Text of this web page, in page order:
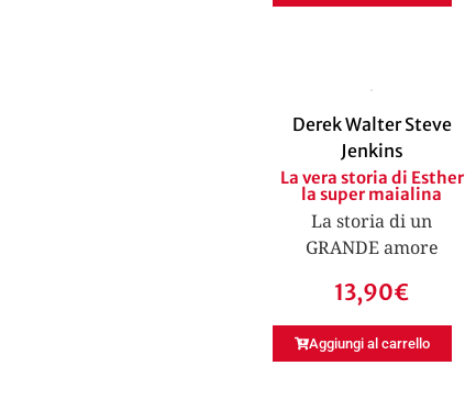
Derek Walter Steve
Jenkins
La vera storia di Esther
la super maialina
La storia di un
GRANDE amore
13,90€
Aggiungi al carrello